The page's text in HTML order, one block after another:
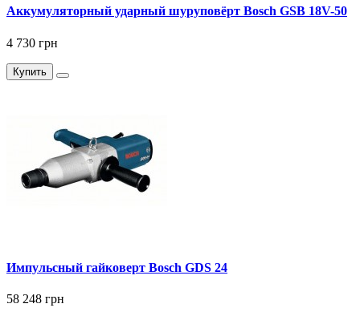
Аккумуляторный ударный шуруповёрт Bosch GSB 18V-50
4 730 грн
Купить
Импульсный гайковерт Bosch GDS 24
58 248 грн